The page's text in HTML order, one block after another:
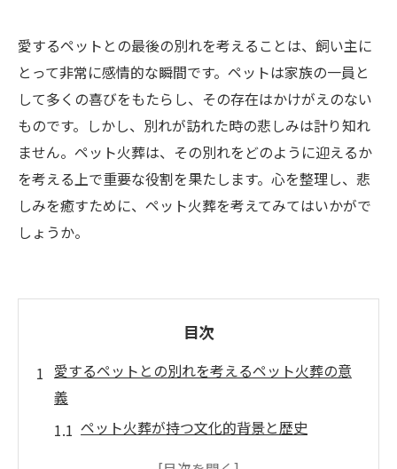
愛するペットとの最後の別れを考えることは、飼い主に
とって非常に感情的な瞬間です。ペットは家族の一員と
して多くの喜びをもたらし、その存在はかけがえのない
ものです。しかし、別れが訪れた時の悲しみは計り知れ
ません。ペット火葬は、その別れをどのように迎えるか
を考える上で重要な役割を果たします。心を整理し、悲
しみを癒すために、ペット火葬を考えてみてはいかがで
しょうか。
目次
愛するペットとの別れを考えるペット火葬の意
義
ペット火葬が持つ文化的背景と歴史
ペット火葬を選ぶ理由とは